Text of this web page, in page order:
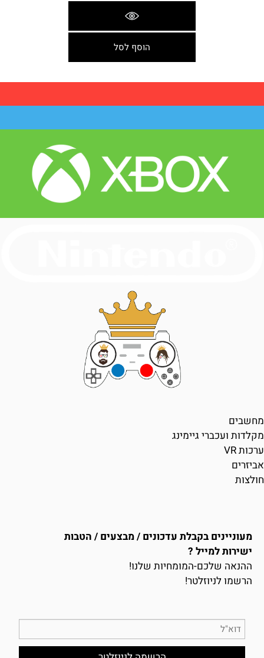
הוסף לסל
מחשבים
מקלדות ועכברי גיימינג
ערכות VR
אביזרים
חולצות
מעוניינים בקבלת עדכונים / מבצעים / הטבות
ישירות למייל ?
ההנאה שלכם-המומחיות שלנו!
הרשמו לניוזלטר!